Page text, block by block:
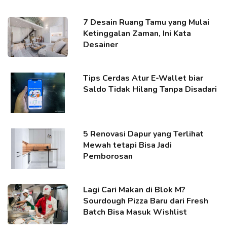
7 Desain Ruang Tamu yang Mulai
Ketinggalan Zaman, Ini Kata
Desainer
Tips Cerdas Atur E-Wallet biar
Saldo Tidak Hilang Tanpa Disadari
5 Renovasi Dapur yang Terlihat
Mewah tetapi Bisa Jadi
Pemborosan
Lagi Cari Makan di Blok M?
Sourdough Pizza Baru dari Fresh
Batch Bisa Masuk Wishlist